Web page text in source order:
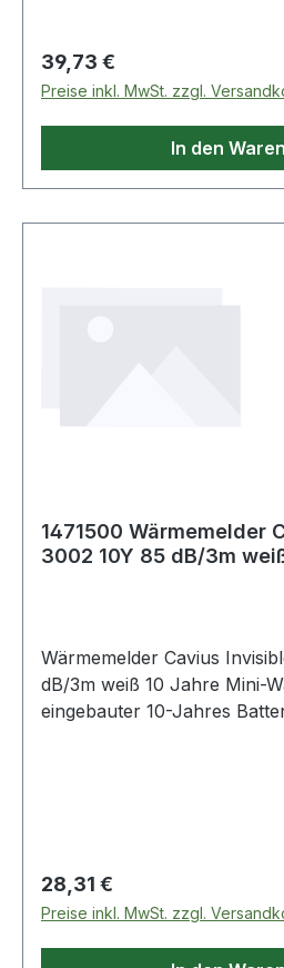
Regulärer Preis:
39,73 €
Preise inkl. MwSt. zzgl.
In den
1471500 Wärmemelder
3002 10Y 85 dB/3m
Wärmemelder Cavius
dB/3m weiß 10 Jahre Mini-
eingebauter 10-Jahres
x 41 mm · Warnton: 85dBA ·
Einzelverpackung inkl.
Bedienungsanleitung
Regulärer Preis:
28,31 €
Preise inkl. MwSt. zzgl.